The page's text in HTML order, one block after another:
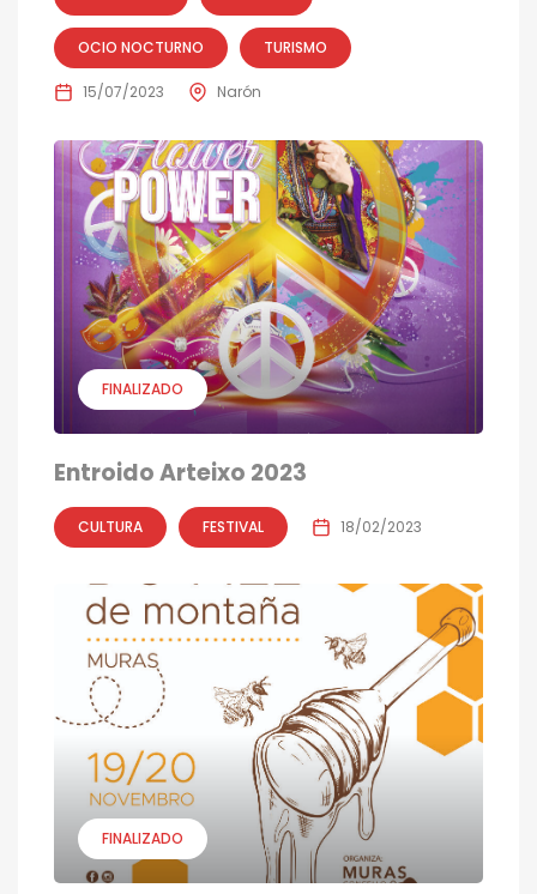
OCIO NOCTURNO TURISMO
15/07/2023 Narón
FINALIZADO
Entroido Arteixo 2023
CULTURA FESTIVAL 18/02/2023
FINALIZADO